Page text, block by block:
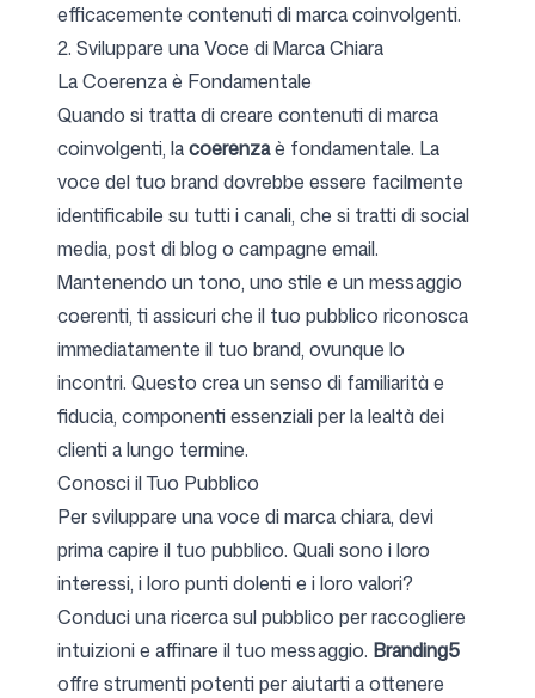
Seguici
efficacemente contenuti di marca coinvolgenti.
2. Sviluppare una Voce di Marca Chiara
La Coerenza è Fondamentale
Quando si tratta di creare contenuti di marca
coinvolgenti, lacoerenzaè fondamentale. La
voce del tuo brand dovrebbe essere facilmente
identificabile su tutti i canali, che si tratti di social
media, post di blog o campagne email.
Mantenendo un tono, uno stile e un messaggio
coerenti, ti assicuri che il tuo pubblico riconosca
immediatamente il tuo brand, ovunque lo
incontri. Questo crea un senso di familiarità e
fiducia, componenti essenziali per la lealtà dei
clienti a lungo termine.
Conosci il Tuo Pubblico
Per sviluppare una voce di marca chiara, devi
prima capire il tuo pubblico. Quali sono i loro
interessi, i loro punti dolenti e i loro valori?
Conduci una ricerca sul pubblico per raccogliere
intuizioni e affinare il tuo messaggio. Branding5
offre strumenti potenti per aiutarti a ottenere